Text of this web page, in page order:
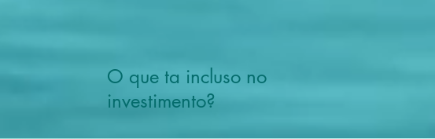
O que ta incluso no
investimento?